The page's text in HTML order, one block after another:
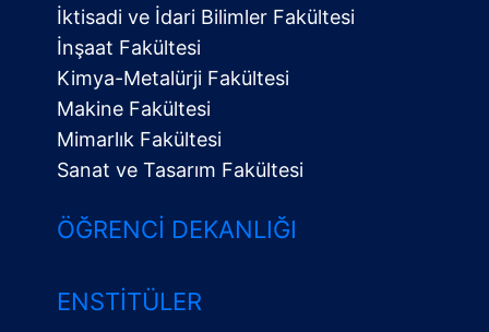
İktisadi ve İdari Bilimler Fakültesi
İnşaat Fakültesi
Kimya-Metalürji Fakültesi
Makine Fakültesi
Mimarlık Fakültesi
Sanat ve Tasarım Fakültesi
ÖĞRENCI DEKANLIĞI
ENSTITÜLER